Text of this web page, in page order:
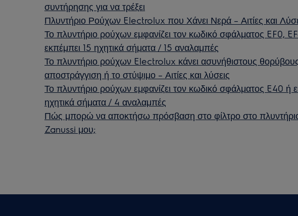
συντήρησης για να τρέξει
Πλυντήριο Ρούχων Electrolux που Χάνει Νερά – Αιτίες και
Το πλυντήριο ρούχων εμφανίζει τον κωδικό σφάλματος EF0,
εκπέμπει 15 ηχητικά σήματα / 15 αναλαμπές
Το πλυντήριο ρούχων Electrolux κάνει ασυνήθιστους
αποστράγγιση ή το στύψιμο – Αιτίες και λύσεις
Το πλυντήριο ρούχων εμφανίζει τον κωδικό σφάλματος E40 ή
ηχητικά σήματα / 4 αναλαμπές
Πώς μπορώ να αποκτήσω πρόσβαση στο φίλτρο στο
Zanussi μου;